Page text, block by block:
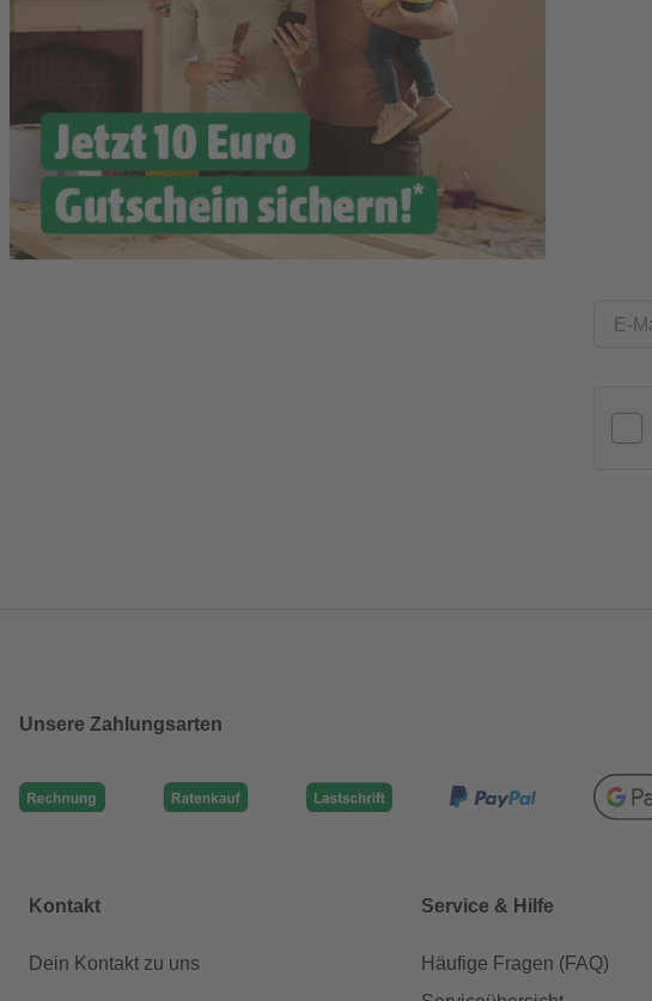
E-
Unsere Zahlungsarten
Kontakt
Dein Kontakt zu uns
Service & Hilfe
Häufige Fragen (FAQ)